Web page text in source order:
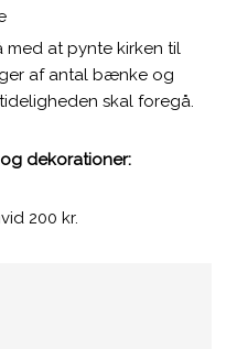
med at pynte kirken til
af antal bænke og
skal foregå.
dekorationer:
200 kr.